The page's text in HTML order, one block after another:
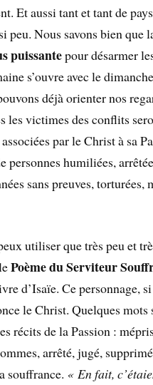
Et aussi tant et tant de
peu. Nous savons bien que
puissantepour désarmer
s’ouvre avec le
déjà orienter nos
les victimes des conflits
par le Christ à sa
personnes humiliées,
sans preuves, torturées,
utiliser que très peu et
Poème du Serviteur
d’Isaïe. Ce personnage, si
le Christ. Quelques mots
récits de la Passion :
arrêté, jugé,
souffrance. « En fait,